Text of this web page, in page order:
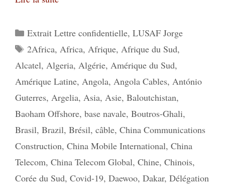
Catégories
Extrait Lettre confidentielle, LUSAF Jorge
Étiquettes
2Africa, Africa, Afrique, Afrique du Sud,
Alcatel, Algeria, Algérie, Amérique du Sud,
Amérique Latine, Angola, Angola Cables, António
Guterres, Argelia, Asia, Asie, Baloutchistan,
Baoham Offshore, base navale, Boutros-Ghali,
Brasil, Brazil, Brésil, câble, China Communications
Construction, China Mobile International, China
Telecom, China Telecom Global, Chine, Chinois,
Corée du Sud, Covid-19, Daewoo, Dakar, Délégation